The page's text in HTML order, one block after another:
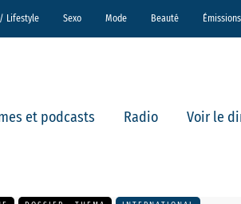
Lifestyle Sexo Mode Beauté Émissions
et podcasts Radio Voir le